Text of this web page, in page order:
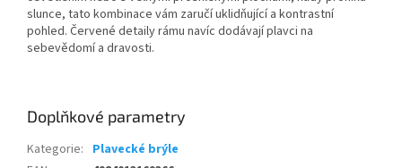
slunce, tato kombinace vám zaručí uklidňující a kontrastní
pohled. Červené detaily rámu navíc dodávají plavci na
sebevědomí a dravosti.
Doplňkové parametry
Kategorie: Plavecké brýle